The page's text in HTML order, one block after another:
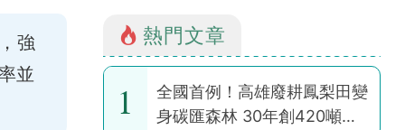
強
並
熱門文章
1
全國首例！高雄廢耕鳳梨田變
身碳匯森林 30年創420噸碳